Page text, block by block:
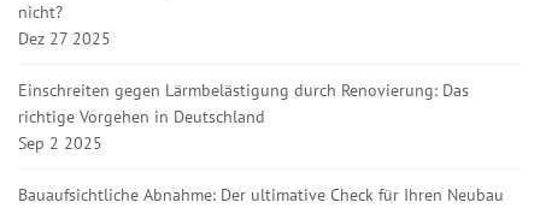
nicht?
Dez 27 2025
Einschreiten gegen Lärmbelästigung durch Renovierung: Das
richtige Vorgehen in Deutschland
Sep 2 2025
Bauaufsichtliche Abnahme: Der ultimative Check für Ihren Neubau